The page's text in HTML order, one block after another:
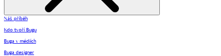
Náš příběh
Kdo tvoří Bugu
Buga v médiích
Buga designer